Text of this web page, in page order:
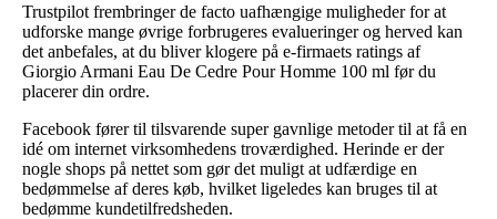
Trustpilot frembringer de facto uafhængige muligheder for at
udforske mange øvrige forbrugeres evalueringer og herved kan
det anbefales, at du bliver klogere på e-firmaets ratings af
Giorgio Armani Eau De Cedre Pour Homme 100 ml før du
placerer din ordre.
Facebook fører til tilsvarende super gavnlige metoder til at få en
idé om internet virksomhedens troværdighed. Herinde er der
nogle shops på nettet som gør det muligt at udfærdige en
bedømmelse af deres køb, hvilket ligeledes kan bruges til at
bedømme kundetilfredsheden.